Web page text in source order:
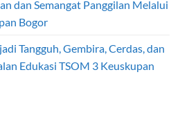
dan Semangat Panggilan Melalui
Bogor
Tangguh, Gembira, Cerdas, dan
Edukasi TSOM 3 Keuskupan